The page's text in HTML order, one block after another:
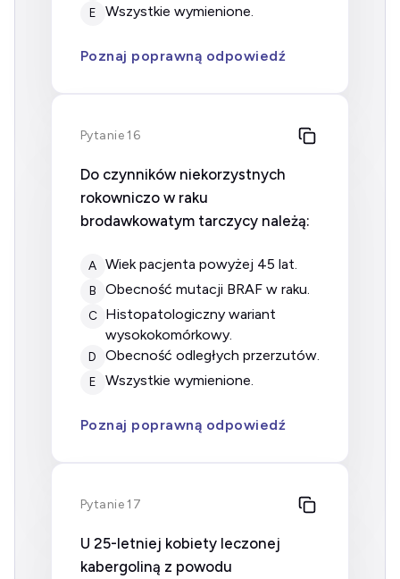
E wszystkie wymienione.
Poznaj poprawną odpowiedź
Pytanie 16
Do czynników niekorzystnych
rokowniczo w raku
brodawkowatym tarczycy należą:
A wiek pacjenta powyżej 45 lat.
B obecność mutacji BRAF w raku.
C
histopatologiczny wariant
wysokokomórkowy.
D obecność odległych przerzutów.
E wszystkie wymienione.
Poznaj poprawną odpowiedź
Pytanie 17
U 25-letniej kobiety leczonej
kabergoliną z powodu